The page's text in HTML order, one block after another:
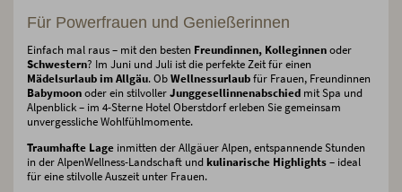
Für Powerfrauen und Genießerinnen
Einfach mal raus – mit den besten Freundinnen, Kolleginnenoder
Schwestern? Im Juni und Juli ist die perfekte Zeit für einen
Mädelsurlaub im Allgäu. ObWellnessurlaubfür Frauen, Freundinnen
Babymoonoder ein stilvollerJunggesellinnenabschied mit Spa und
Alpenblick – im 4-Sterne Hotel Oberstdorf erleben Sie gemeinsam
unvergessliche Wohlfühlmomente.
Traumhafte Lage inmitten der Allgäuer Alpen, entspannende Stunden
in der AlpenWellness-Landschaft undkulinarische Highlights– ideal
für eine stilvolle Auszeit unter Frauen.